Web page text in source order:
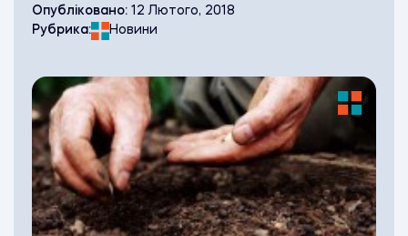
Опубліковано: 12 Лютого, 2018
Рубрика:
Новини